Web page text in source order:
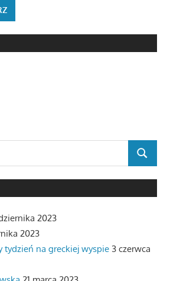
SEARCH
2023
2023
tydzień na greckiej wyspie 3 czerwca